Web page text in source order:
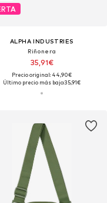
ALPHA INDUSTRIES
Riñonera
35,91€
Precio original: 44,90€
Último precio más bajo:35,91€